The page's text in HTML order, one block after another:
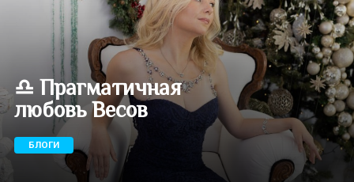
♎ Прагматичная
любовь Весов
БЛОГИ